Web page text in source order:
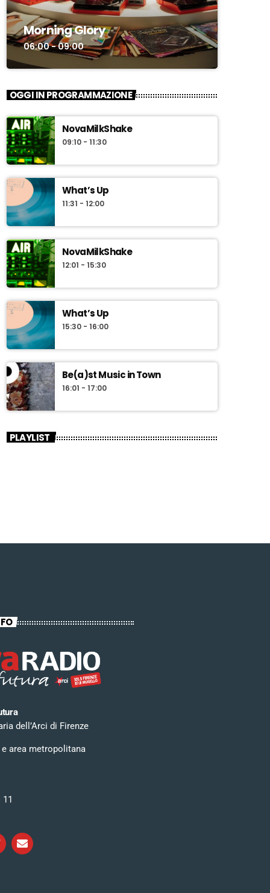
Morning Glory
06:00 - 09:00
OGGI IN PROGRAMMAZIONE
NovaMilkShake
09:10 - 11:30
What’s Up
11:31 - 12:00
NovaMilkShake
12:01 - 15:30
What’s Up
15:30 - 16:00
Be(a)st Music in Town
16:01 - 17:00
PLAYLIST
dell’Arci di Firenze
e area metropolitana
11